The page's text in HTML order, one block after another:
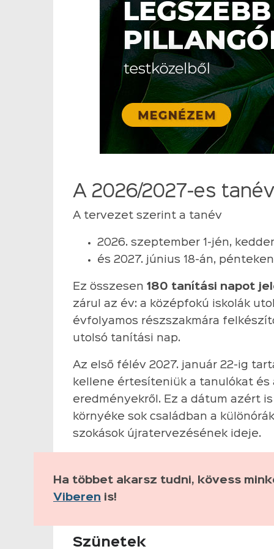
A 2026/2027-es
A tervezet szerint a tanév
2026. szeptember 1-jén,
és 2027. június 18-án,
Ez összesen 180 tanítási napot
zárul az év: a középfokú iskolák
évfolyamos részszakmára
utolsó tanítási nap.
Az első félév 2027. január 22-ig
kellene értesíteniük a tanulókat
eredményekről. Ez a dátum azért
környéke sok családban a
szokások újratervezésének ideje.
Ha többet akarsz tudni, kövess
Viberen is!
Szünetek